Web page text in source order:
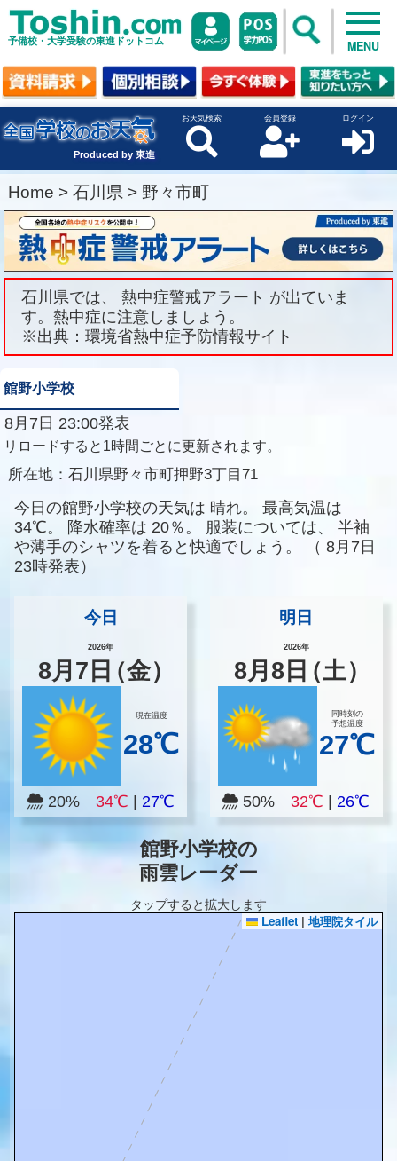
予備校・大学受験の東進ドットコム MENU
Produced by 東進
お天気検索 会員登録 ログイン
Home > 石川県 > 野々市町
石川県では、 熱中症警戒アラート が出ていま
す。熱中症に注意しましょう。
※出典：環境省熱中症予防情報サイト
館野小学校
8月7日 23:00発表
リロードすると1時間ごとに更新されます。
所在地： 石川県野々市町押野3丁目71
今日の館野小学校の天気は 晴れ。
最高気温は
34℃。
降水確率は 20％。 服装については、
半袖
や薄手のシャツを着ると快適でしょう。
（ 8月7日
23時発表）
今日
2026年
8月 7 日（金）
現在温度
28℃
20% 34℃ 27℃
明日
2026年
8月8 日（土）
同時刻の
予想温度
27℃
50%32℃ |26℃
館野小学校の
雨雲レーダー
タップすると拡大します
Leaflet | 地理院タイル